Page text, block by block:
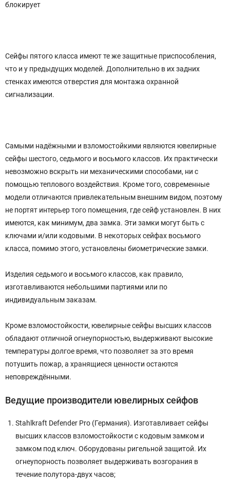
блокирует
Сейфы пятого класса имеют те же защитные приспособления,
что и у предыдущих моделей. Дополнительно в их задних
стенках имеются отверстия для монтажа охранной
сигнализации.
Самыми надёжными и взломостойкими являются ювелирные
сейфы шестого, седьмого и восьмого классов. Их практически
невозможно вскрыть ни механическими способами, ни с
помощью теплового воздействия. Кроме того, современные
модели отличаются привлекательным внешним видом, поэтому
не портят интерьер того помещения, где сейф установлен. В них
имеются, как минимум, два замка. Эти замки могут быть с
ключами и/или кодовыми. В некоторых сейфах восьмого
класса, помимо этого, установлены биометрические замки.
Изделия седьмого и восьмого классов, как правило,
изготавливаются небольшими партиями или по
индивидуальным заказам.
Кроме взломостойкости, ювелирные сейфы высших классов
обладают отличной огнеупорностью, выдерживают высокие
температуры долгое время, что позволяет за это время
потушить пожар, а хранящиеся ценности остаются
неповреждёнными.
Ведущие производители ювелирных сейфов
Stahlkraft Defender Pro (Германия). Изготавливает сейфы
высших классов взломостойкости с кодовым замком и
замком под ключ. Оборудованы ригельной защитой. Их
огнеупорность позволяет выдерживать возгорания в
течение полутора-двух часов;